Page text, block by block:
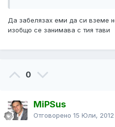
Да забелязах еми да си вземе
изобщо се занимава с тия тави
0
MiPSus
Отговорено 15 Юли, 2012